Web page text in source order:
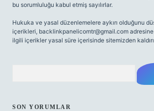
bu sorumluluğu kabul etmiş sayılırlar.
Hukuka ve yasal düzenlemelere aykırı olduğunu
içerikleri, backlinkpanelicomtr@gmail.com
ilgili içerikler yasal süre içerisinde sitemizden
SON YORUMLAR